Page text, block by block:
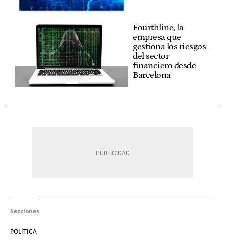
Fourthline, la
empresa que
gestiona los riesgos
del sector
financiero desde
Barcelona
Secciones
POLÍTICA